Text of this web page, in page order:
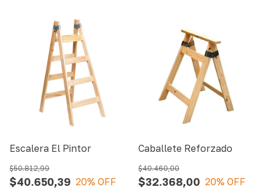
Escalera El Pintor
$40.650,39
$50.812,99
20% OFF
Caballete Reforzado
$32.368,00
$40.460,00
20% OFF